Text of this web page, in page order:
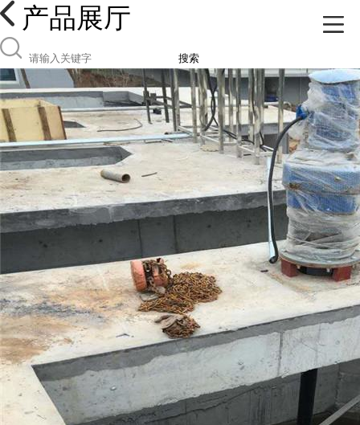
产品展厅
搜索